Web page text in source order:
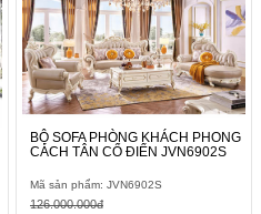
BỘ SOFA PHÒNG KHÁCH PHONG
CÁCH TÂN CỔ ĐIỂN JVN6902S
Mã sản phẩm: JVN6902S
126.000.000đ